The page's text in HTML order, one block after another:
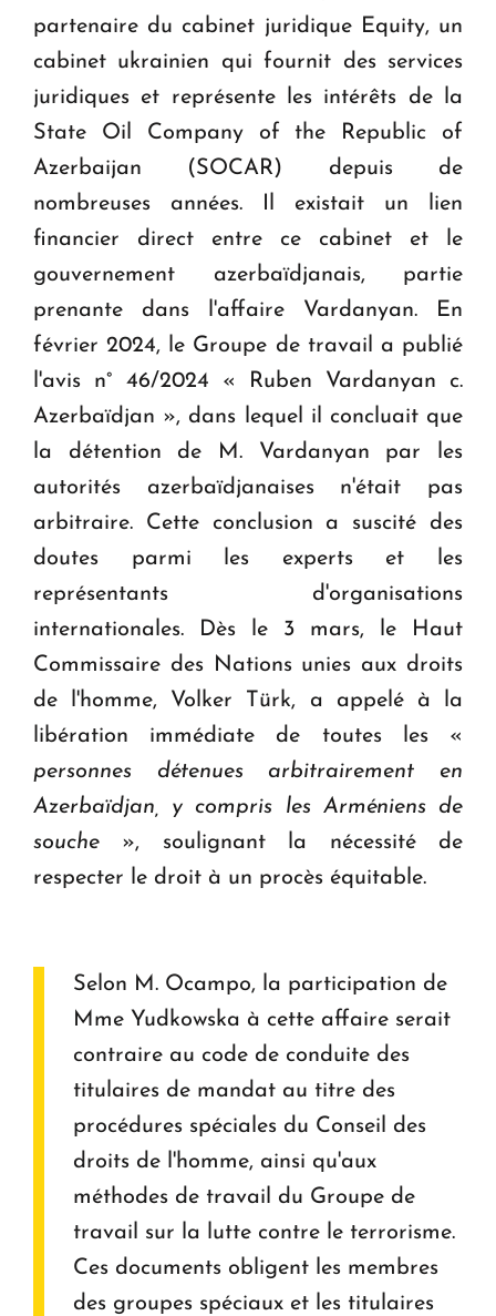
partenaire du cabinet juridique Equity, un
cabinet ukrainien qui fournit des services
juridiques et représente les intérêts de la
State Oil Company of the Republic of
Azerbaijan (SOCAR) depuis de
nombreuses années. Il existait un lien
financier direct entre ce cabinet et le
gouvernement azerbaïdjanais, partie
prenante dans l'affaire Vardanyan. En
février 2024, le Groupe de travail a publié
l'avis n° 46/2024 « Ruben Vardanyan c.
Azerbaïdjan », dans lequel il concluait que
la détention de M. Vardanyan par les
autorités azerbaïdjanaises n'était pas
arbitraire. Cette conclusion a suscité des
doutes parmi les experts et les
représentants d'organisations
internationales. Dès le 3 mars, le Haut
Commissaire des Nations unies aux droits
de l'homme, Volker Türk, a appelé à la
libération immédiate de toutes les «
personnes détenues arbitrairement en
Azerbaïdjan, y compris les Arméniens de
souche », soulignant la nécessité de
respecter le droit à un procès équitable.
Selon M. Ocampo, la participation de
Mme Yudkowska à cette affaire serait
contraire au code de conduite des
titulaires de mandat au titre des
procédures spéciales du Conseil des
droits de l'homme, ainsi qu'aux
méthodes de travail du Groupe de
travail sur la lutte contre le terrorisme.
Ces documents obligent les membres
des groupes spéciaux et les titulaires